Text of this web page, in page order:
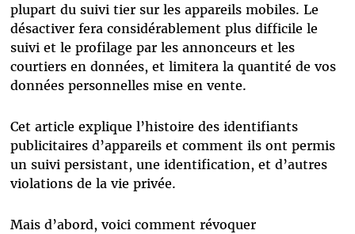
plupart du suivi tier sur les appareils mobiles. Le
désactiver fera considérablement plus difficile le
suivi et le profilage par les annonceurs et les
courtiers en données, et limitera la quantité de vos
données personnelles mise en vente.
Cet article explique l’histoire des identifiants
publicitaires d’appareils et comment ils ont permis
un suivi persistant, une identification, et d’autres
violations de la vie privée.
Mais d’abord, voici comment révoquer